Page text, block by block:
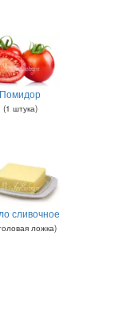
Помидор
(1 штука)
сливочное
ложка)